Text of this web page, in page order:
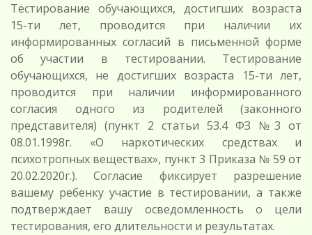
Тестирование обучающихся, достигших возраста
15-ти лет, проводится при наличии их
информированных согласий в письменной форме
об участии в тестировании. Тестирование
обучающихся, не достигших возраста 15-ти лет,
проводится при наличии информированного
согласия одного из родителей (законного
представителя) (пункт 2 статьи 53.4 ФЗ №3 от
08.01.1998г. «О наркотических средствах и
психотропных веществах», пункт 3 Приказа № 59 от
20.02.2020г.). Согласие фиксирует разрешение
вашему ребенку участие в тестировании, а также
подтверждает вашу осведомленность о цели
тестирования, его длительности и результатах.